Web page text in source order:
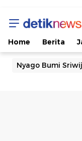
Home Berita
Nyago Bumi